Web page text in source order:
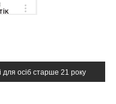
для осіб старше 21 року